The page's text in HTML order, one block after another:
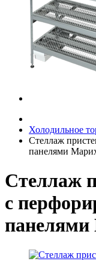
Холодильное
Стеллаж
панелями
Стеллаж
с